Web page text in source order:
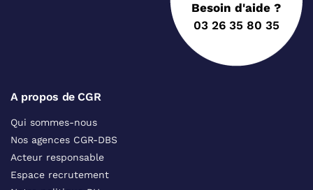
Besoin d'aide ?
03 26 35 80 35
A propos de CGR
Qui sommes-nous
Nos agences CGR-DBS
Acteur responsable
Espace recrutement